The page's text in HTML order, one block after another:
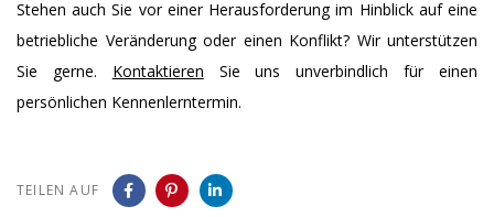
Stehen auch Sie vor einer Herausforderung im Hinblick auf eine
betriebliche Veränderung oder einen Konflikt? Wir unterstützen
Sie gerne. Kontaktieren Sie uns unverbindlich für einen
persönlichen Kennenlerntermin.
TEILEN AUF